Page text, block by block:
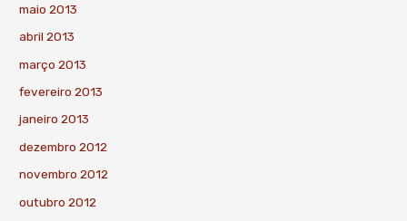
maio 2013
abril 2013
março 2013
fevereiro 2013
janeiro 2013
dezembro 2012
novembro 2012
outubro 2012